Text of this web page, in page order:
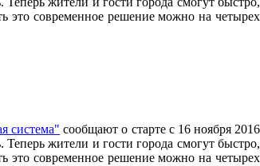
это современное решение можно на четырех
система" сообщают о старте c 16 ноября 2016
жители и гости города смогут быстро,
это современное решение можно на четырех